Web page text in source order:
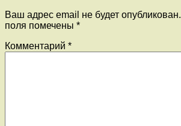
Ваш адрес email не будет опубликован.
поля помечены *
Комментарий *